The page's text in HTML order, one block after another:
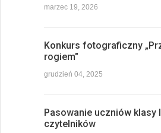
marzec 19, 2026
Konkurs fotograficzny
rogiem"
grudzień 04, 2025
Pasowanie uczniów klasy
czytelników